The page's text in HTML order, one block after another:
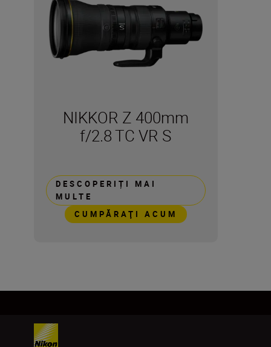
NIKKOR Z 400mm
f/2.8 TC VR S
DESCOPERIȚI MAI
MULTE
CUMPĂRAŢI ACUM